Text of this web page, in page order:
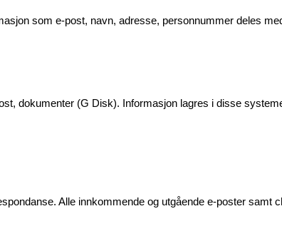
som e-post, navn, adresse, personnummer deles
dokumenter (G Disk). Informasjon lagres i disse
Alle innkommende og utgående e-poster samt